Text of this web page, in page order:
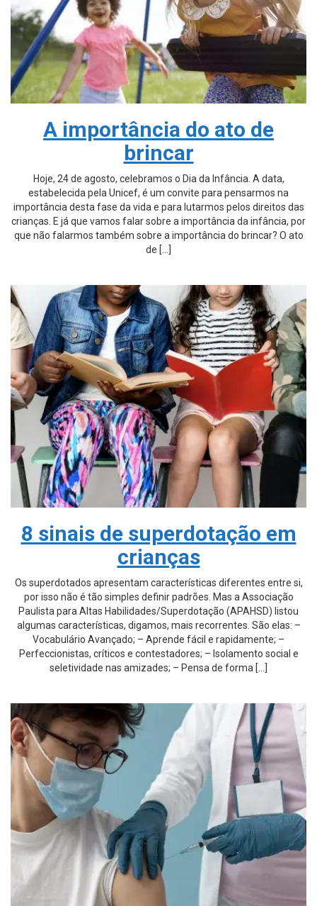
A importância do ato de
brincar
Hoje, 24 de agosto, celebramos o Dia da Infância. A data,
estabelecida pela Unicef, é um convite para pensarmos na
importância desta fase da vida e para lutarmos pelos direitos das
crianças. E já que vamos falar sobre a importância da infância, por
que não falarmos também sobre a importância do brincar? O ato
de […]
8 sinais de superdotação em
crianças
Os superdotados apresentam características diferentes entre si,
por isso não é tão simples definir padrões. Mas a Associação
Paulista para Altas Habilidades/Superdotação (APAHSD) listou
algumas características, digamos, mais recorrentes. São elas: –
Vocabulário Avançado; – Aprende fácil e rapidamente; –
Perfeccionistas, críticos e contestadores; – Isolamento social e
seletividade nas amizades; – Pensa de forma […]